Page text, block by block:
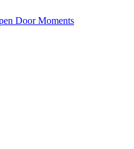
Door Moments